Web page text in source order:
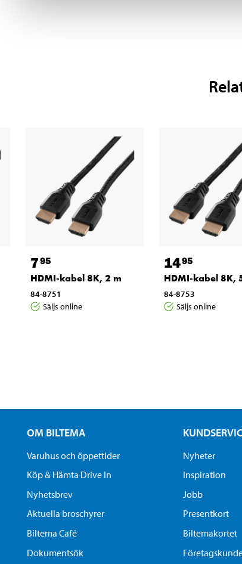
795
HDMI-kabel 8K, 2 m
84-8751
Säljs online
1495
HDMI-kabel 8K,
84-8753
Säljs online
OM BILTEMA
Varuhus och öppettider
Köp & Hämta Drive In
Nyhetsbrev
Aktuella broschyrer
Biltema Café
Dokumentsök
Nyheter
Inspiration
Jobb
Presentkort
Biltemakortet